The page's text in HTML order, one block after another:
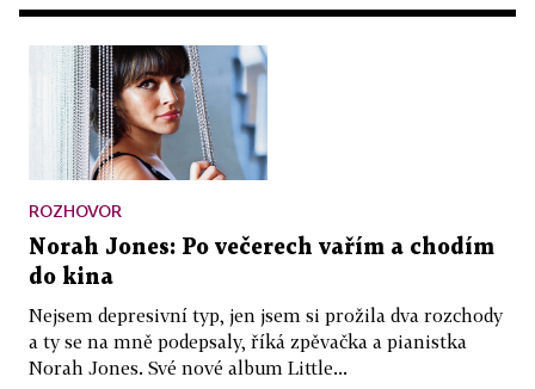
ROZHOVOR
Norah Jones: Po večerech vařím a chodím
do kina
Nejsem depresivní typ, jen jsem si prožila dva rozchody
a ty se na mně podepsaly, říká zpěvačka a pianistka
Norah Jones. Své nové album Little...